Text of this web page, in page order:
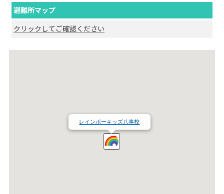
避難所マップ
クリックしてご確認ください
レインボーキッズ八事校